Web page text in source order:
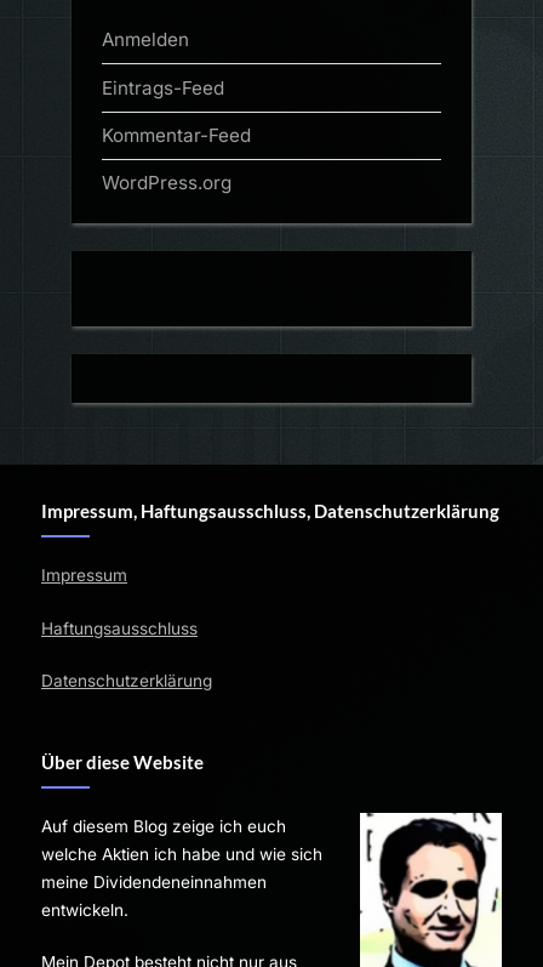
Anmelden
Eintrags-Feed
Kommentar-Feed
WordPress.org
Impressum, Haftungsausschluss, Datenschutzerklärung
Impressum
Haftungsausschluss
Datenschutzerklärung
Über diese Website
Auf diesem Blog zeige ich euch
welche Aktien ich habe und wie sich
meine Dividendeneinnahmen
entwickeln.
Mein Depot besteht nicht nur aus